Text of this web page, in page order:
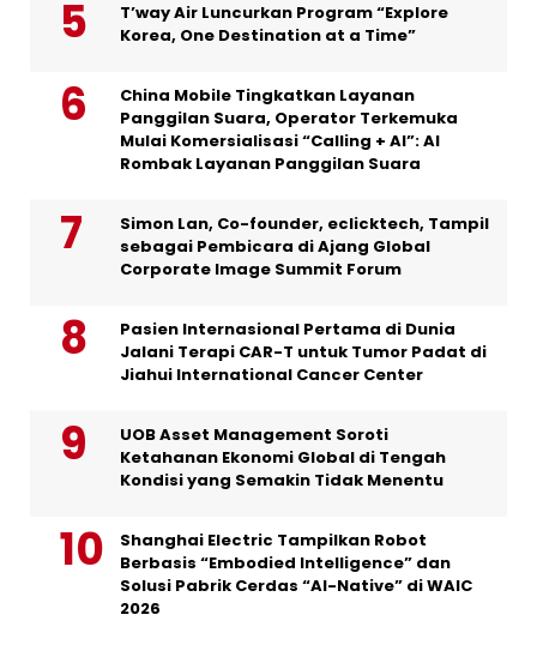
T’way Air Luncurkan Program “Explore
Korea, One Destination at a Time”
China Mobile Tingkatkan Layanan
Panggilan Suara, Operator Terkemuka
Mulai Komersialisasi “Calling + AI”: AI
Rombak Layanan Panggilan Suara
Simon Lan, Co-founder, eclicktech, Tampil
sebagai Pembicara di Ajang Global
Corporate Image Summit Forum
Pasien Internasional Pertama di Dunia
Jalani Terapi CAR-T untuk Tumor Padat di
Jiahui International Cancer Center
UOB Asset Management Soroti
Ketahanan Ekonomi Global di Tengah
Kondisi yang Semakin Tidak Menentu
Shanghai Electric Tampilkan Robot
Berbasis “Embodied Intelligence” dan
Solusi Pabrik Cerdas “AI-Native” di WAIC
2026